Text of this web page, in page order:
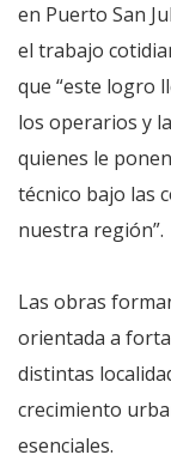
en Puerto San
el trabajo
que “este logro
los operarios y
quienes le
técnico bajo las
nuestra región”.
Las obras
orientada a
distintas
crecimiento
esenciales.